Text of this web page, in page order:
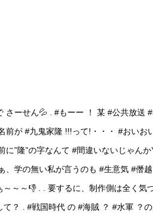
さーせん💦 . #もーー ！ 某 #公共放送
前が #九鬼家隆 !!!って!・・・ #おい
に”隆”の字なんて #間違いないじゃん
、学の無い私が言うのも #生意気 #僭
～～～👎 . . 要するに、制作側は全く気
て？ . #戦国時代 の #海賊 ？ #水軍 ？